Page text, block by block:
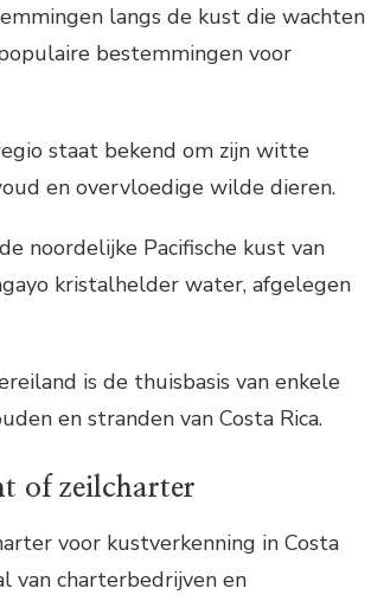
langs de kust die wachten
bestemmingen voor
staat bekend om zijn witte
en overvloedige wilde dieren.
noordelijke Pacifische kust van
kristalhelder water, afgelegen
is de thuisbasis van enkele
en stranden van Costa Rica.
of zeilcharter
voor kustverkenning in Costa
van charterbedrijven en